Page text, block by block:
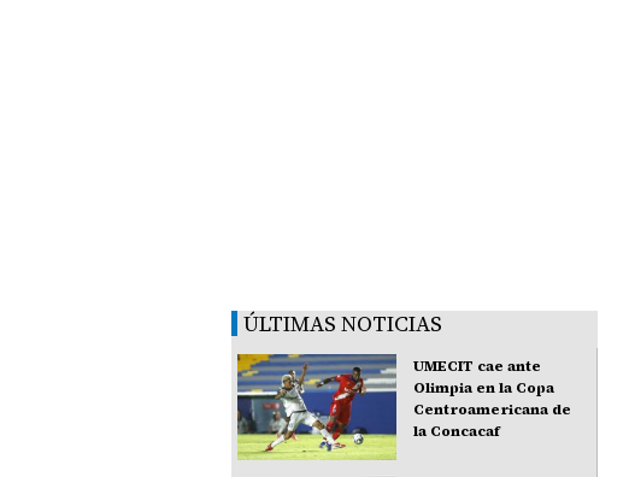
ÚLTIMAS NOTICIAS
UMECIT cae ante
Olimpia en la Copa
Centroamericana de
la Concacaf